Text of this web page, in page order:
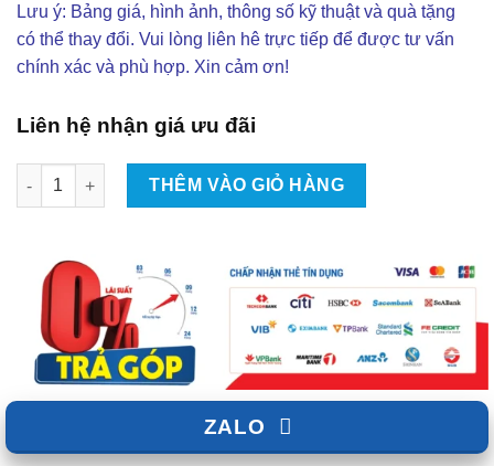
Lưu ý: Bảng giá, hình ảnh, thông số kỹ thuật và quà tặng
có thể thay đổi. Vui lòng liên hê trực tiếp để được tư vấn
chính xác và phù hợp. Xin cảm ơn!
Liên hệ nhận giá ưu đãi
Độ Body Kit Cho Ford Focus Phiên Bản RS Tại TPHCM | Đẳng
THÊM VÀO GIỎ HÀNG
ZALO